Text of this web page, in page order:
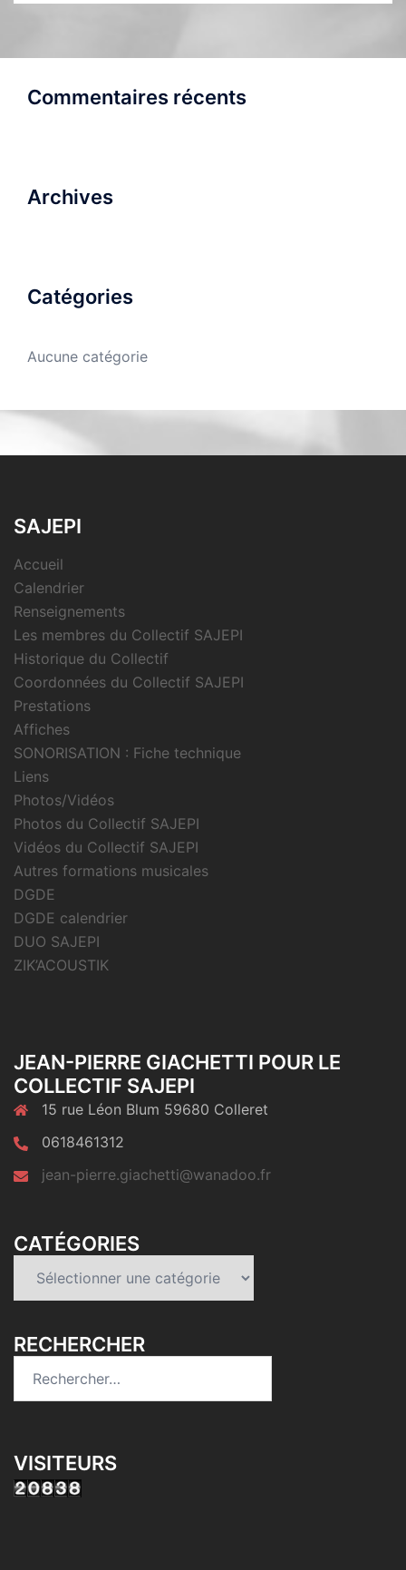
Commentaires récents
Archives
Catégories
Aucune catégorie
SAJEPI
Accueil
Calendrier
Renseignements
Les membres du Collectif SAJEPI
Historique du Collectif
Coordonnées du Collectif SAJEPI
Prestations
Affiches
SONORISATION : Fiche technique
Liens
Photos/Vidéos
Photos du Collectif SAJEPI
Vidéos du Collectif SAJEPI
Autres formations musicales
DGDE
DGDE calendrier
DUO SAJEPI
ZIK’ACOUSTIK
JEAN-PIERRE GIACHETTI POUR LE
COLLECTIF SAJEPI
15 rue Léon Blum 59680 Colleret
0618461312
jean-pierre.giachetti@wanadoo.fr
CATÉGORIES
RECHERCHER
VISITEURS